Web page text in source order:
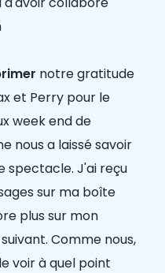
notre gratitude
et Perry pour le
week end de
nous a laissé savoir
spectacle. J'ai reçu
sur ma boîte
plus sur mon
Comme nous,
voir à quel point